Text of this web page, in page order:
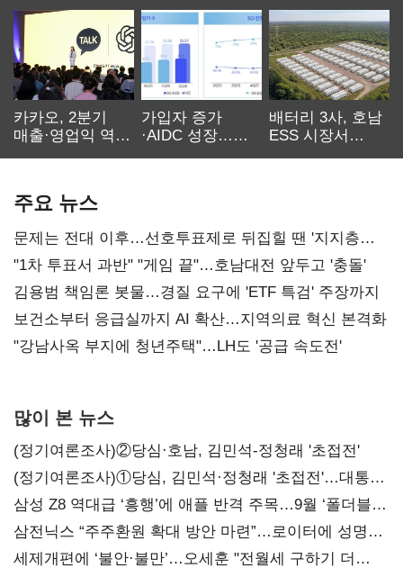
카카오, 2분기
매출·영업익 역대
가입자 증가
·AIDC 성장…
배터리 3사, 호남
ESS 시장서
주요 뉴스
문제는 전대 이후…선호투표제로 뒤집힐 땐 '지지층
불복'
"1차 투표서 과반" "게임 끝"…호남대전 앞두고 '충돌'
김용범 책임론 봇물…경질 요구에 'ETF 특검' 주장까지
보건소부터 응급실까지 AI 확산…지역의료 혁신 본격화
"강남사옥 부지에 청년주택"…LH도 '공급 속도전'
많이 본 뉴스
(정기여론조사)②당심·호남, 김민석-정청래 '초접전'
(정기여론조사)①당심, 김민석·정청래 '초접전'…대통령
지지도 '50% 아래로'(종합)
삼성 Z8 역대급 ‘흥행’에 애플 반격 주목…9월 ‘폴더블
대전’
삼전닉스 “주주환원 확대 방안 마련”…로이터에 성명
보내
세제개편에 ‘불안·불만’…오세훈 "전월세 구하기 더